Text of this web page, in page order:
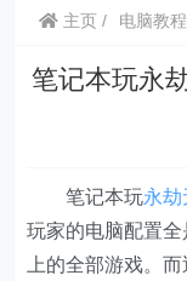
主页 电脑教程
笔记本玩永
笔记本玩永劫
玩家的电脑配置
上的全部游戏。